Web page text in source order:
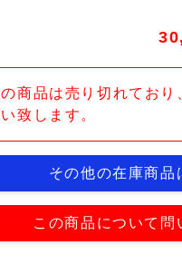
商品は売り切れており
致します。
その他の在庫商品
この商品について問